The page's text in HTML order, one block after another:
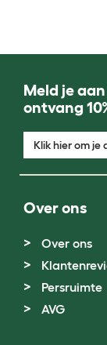
Meld je
ontvang
Klik hier om je
Over ons
Over ons
Persruimte
AVG